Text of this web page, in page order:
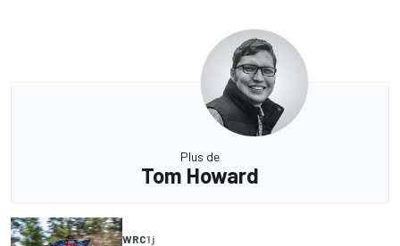
Plus de
Tom Howard
WRC1 j